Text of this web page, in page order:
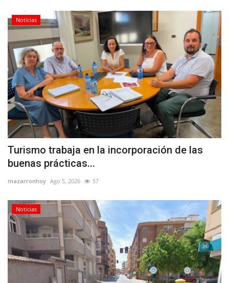
Noticias
Turismo trabaja en la incorporación de las
buenas prácticas...
mazarronhoy Ago 5, 2026 57
Noticias